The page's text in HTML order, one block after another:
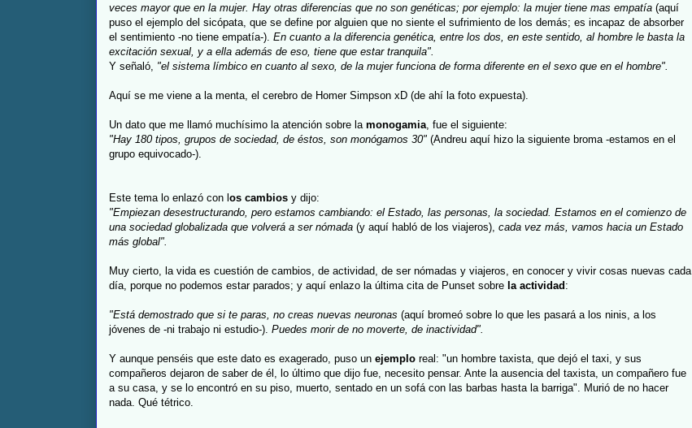
veces mayor que en la mujer. Hay otras diferencias que no son genéticas; por ejemplo: la mujer tiene mas empatía (aquí
puso el ejemplo del sicópata, que se define por alguien que no siente el sufrimiento de los demás; es incapaz de absorber
el sentimiento -no tiene empatía-). En cuanto a la diferencia genética, entre los dos, en este sentido, al hombre le basta la
excitación sexual, y a ella además de eso, tiene que estar tranquila".
Y señaló, "el sistema límbico en cuanto al sexo, de la mujer funciona de forma diferente en el sexo que en el hombre".
Aquí se me viene a la menta, el cerebro de Homer Simpson xD (de ahí la foto expuesta).
Un dato que me llamó muchísimo la atención sobre la monogamia, fue el siguiente:
"Hay 180 tipos, grupos de sociedad, de éstos, son monógamos 30" (Andreu aquí hizo la siguiente broma -estamos en el
grupo equivocado-).
Este tema lo enlazó con l os cambios y dijo:
"Empiezan desestructurando, pero estamos cambiando: el Estado, las personas, la sociedad. Estamos en el comienzo de
una sociedad globalizada que volverá a ser nómada (y aquí habló de los viajeros), cada vez más, vamos hacia un Estado
más global".
Muy cierto, la vida es cuestión de cambios, de actividad, de ser nómadas y viajeros, en conocer y vivir cosas nuevas cada
día, porque no podemos estar parados; y aquí enlazo la última cita de Punset sobre la actividad :
"Está demostrado que si te paras, no creas nuevas neuronas (aquí bromeó sobre lo que les pasará a los ninis, a los
jóvenes de -ni trabajo ni estudio-). Puedes morir de no moverte, de inactividad".
Y aunque penséis que este dato es exagerado, puso un ejemplo real: "un hombre taxista, que dejó el taxi, y sus
compañeros dejaron de saber de él, lo último que dijo fue, necesito pensar. Ante la ausencia del taxista, un compañero fue
a su casa, y se lo encontró en su piso, muerto, sentado en un sofá con las barbas hasta la barriga". Murió de no hacer
nada. Qué tétrico.